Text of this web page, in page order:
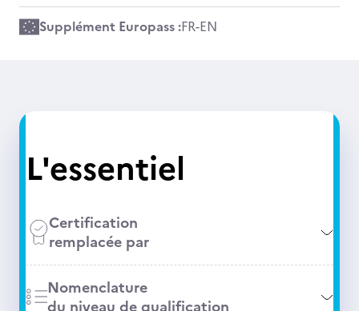
Supplément Europass :FR-EN
L'essentiel
Certification
remplacée par
Nomenclature
du niveau de qualification